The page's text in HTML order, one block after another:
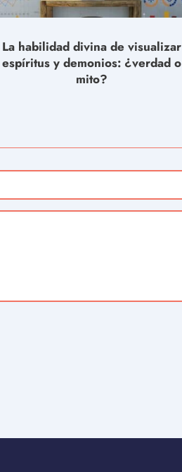
La habilidad divina de visualizar
espíritus y demonios: ¿verdad o
mito?